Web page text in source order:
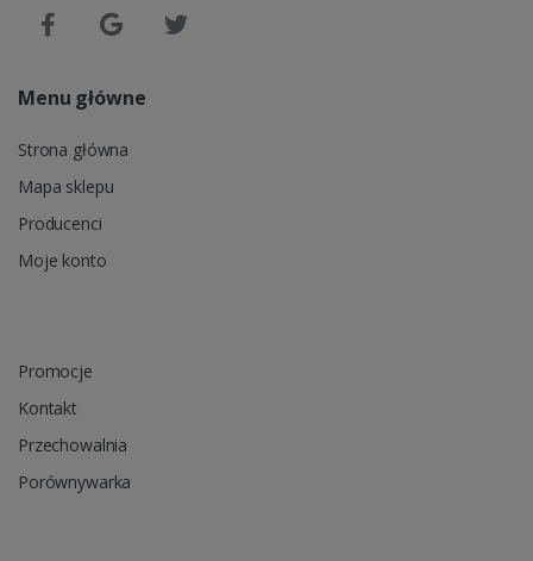
Menu główne
Strona główna
Mapa sklepu
Producenci
Moje konto
Promocje
Kontakt
Przechowalnia
Porównywarka